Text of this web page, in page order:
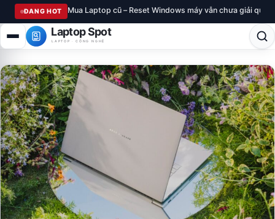
ĐANG HOT Mua Laptop cũ – Reset Windows máy vẫn chưa giải
Laptop Spot
LAPTOP · CÔNG NGHỆ